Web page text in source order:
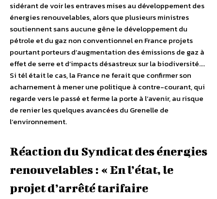
sidérant de voir les entraves mises au développement des
énergies renouvelables, alors que plusieurs ministres
soutiennent sans aucune gêne le développement du
pétrole et du gaz non conventionnel en France projets
pourtant porteurs d’augmentation des émissions de gaz à
effet de serre et d’impacts désastreux sur la biodiversité.…
Si tél était le cas, la France ne ferait que confirmer son
acharnement à mener une politique à contre-courant, qui
regarde vers le passé et ferme la porte à l’avenir, au risque
de renier les quelques avancées du Grenelle de
l’environnement.
Réaction du Syndicat des énergies
renouvelables : « En l’état, le
projet d’arrêté tarifaire